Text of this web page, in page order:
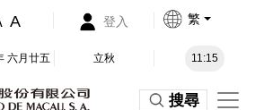
A 登入 繁
六月廿五 立秋 11:15
搜尋